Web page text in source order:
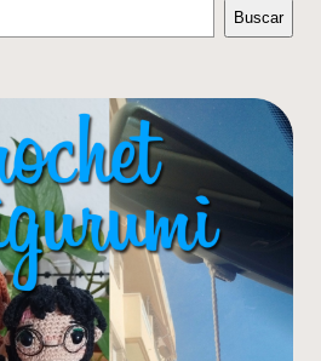
Buscar